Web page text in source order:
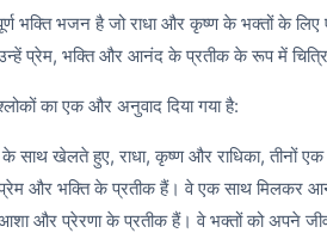
भक्ति भजन है जो राधा और कृष्ण के भक्तों के
उन्हें प्रेम, भक्ति और आनंद के प्रतीक के रूप में
का एक और अनुवाद दिया गया है:
साथ खेलते हुए, राधा, कृष्ण और राधिका, तीनों
और भक्ति के प्रतीक हैं। वे एक साथ मिलकर
और प्रेरणा के प्रतीक हैं। वे भक्तों को अपने